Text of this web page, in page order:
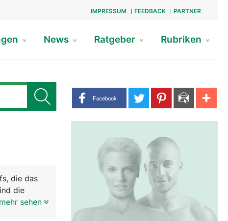
IMPRESSUM FEEDBACK PARTNER
News Ratgeber Rubriken
Share buttons
Facebook
die das
die
haben
sehen